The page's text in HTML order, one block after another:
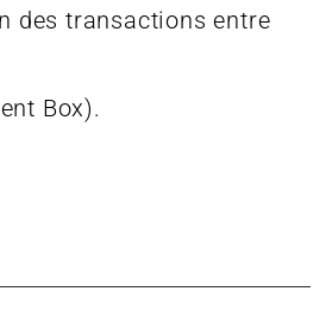
des transactions entre
Box).